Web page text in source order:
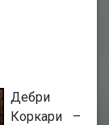
Дебри
Коркари –